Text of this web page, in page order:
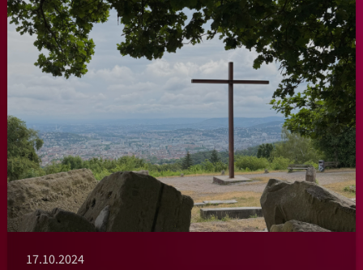
17.10.2024